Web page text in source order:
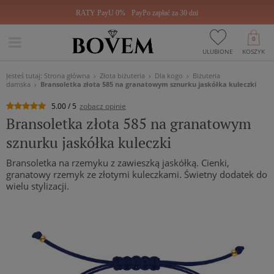
RATY PayU 0% PayPo zapłać za 30 dni
ULUBIONE KOSZYK
0
Jesteś tutaj: Strona główna Złota biżuteria Dla kogo
Biżuteria
damska
Bransoletka złota 585 na granatowym sznurku jaskółka kuleczki
5.00 / 5 zobacz opinie
Bransoletka złota 585 na granatowym
sznurku jaskółka kuleczki
Bransoletka na rzemyku z zawieszką jaskółką. Cienki,
granatowy rzemyk ze złotymi kuleczkami. Świetny dodatek do
wielu stylizacji.